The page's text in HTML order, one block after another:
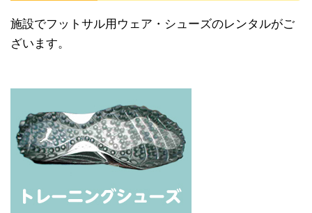
施設でフットサル用ウェア・シューズのレンタルがご
ざいます。